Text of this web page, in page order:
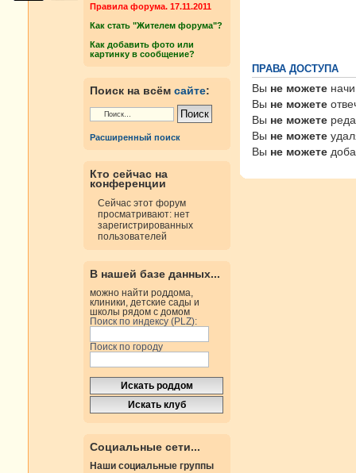
Правила форума. 17.11.2011
Как стать "Жителем форума"?
Как добавить фото или
картинку в сообщение?
Поиск на всём сайте:
Расширенный поиск
Кто сейчас на
конференции
Сейчас этот форум
просматривают: нет
зарегистрированных
пользователей
В нашей базе данных...
можно найти роддома,
клиники, детские сады и
школы рядом с домом
Поиск по индексу (PLZ):
Поиск по городу
Социальные сети...
Наши социальные группы
ПРАВА ДОСТУПА
Вы не можете
Вы не можете
Вы не можете
Вы не можете
Вы не можете